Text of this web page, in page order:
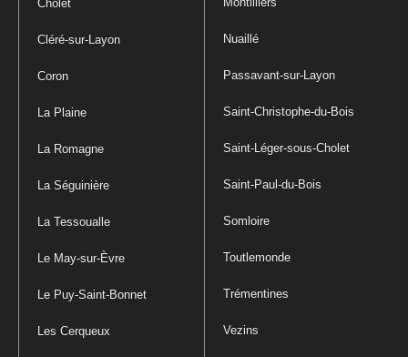
Cholet
Cléré-sur-Layon
Coron
La Plaine
La Romagne
La Séguinière
La Tessoualle
Le May-sur-Èvre
Le Puy-Saint-Bonnet
Les Cerqueux
Nuaillé
Passavant-sur-Layon
Saint-Christophe-du-Bois
Saint-Léger-sous-Cholet
Saint-Paul-du-Bois
Somloire
Toutlemonde
Trémentines
Vezins